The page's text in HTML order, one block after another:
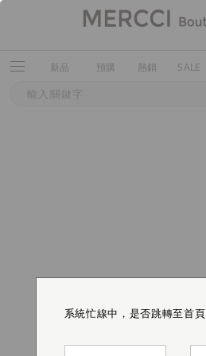
新品 預購 熱銷 SALE
系統忙線中，是否跳轉至首頁
系統忙線中，是否跳轉至首頁
系統忙線中，是否跳轉至首頁
系統忙線中，是否跳轉至首頁
系統忙線中，是否跳轉至首頁